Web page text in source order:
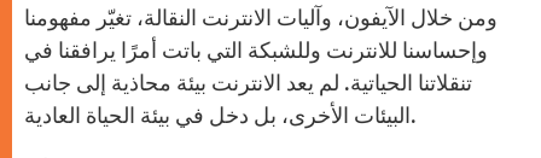
ومن خلال الآيفون، وآليات الانترنت النقالة، تغيّر مفهومنا
وإحساسنا للانترنت وللشبكة التي باتت أمرًا يرافقنا في
تنقلاتنا الحياتية. لم يعد الانترنت بيئة محاذية إلى جانب
البيئات الأخرى، بل دخل في بيئة الحياة العادية.